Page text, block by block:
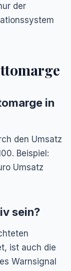
der
in
den Umsatz
Beispiel:
Umsatz
sein?
ist auch die
Warnsignal